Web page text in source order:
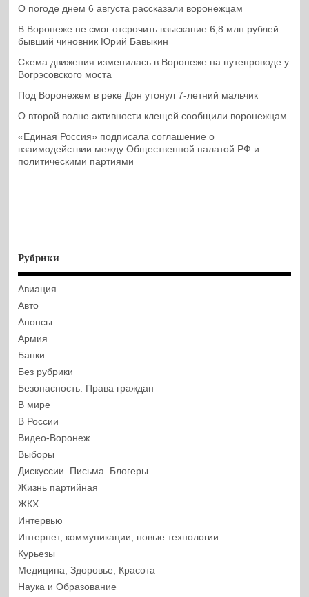
О погоде днем 6 августа рассказали воронежцам
В Воронеже не смог отсрочить взыскание 6,8 млн рублей
бывший чиновник Юрий Бавыкин
Схема движения изменилась в Воронеже на путепроводе у
Вогрэсовского моста
Под Воронежем в реке Дон утонул 7-летний мальчик
О второй волне активности клещей сообщили воронежцам
«Единая Россия» подписала соглашение о
взаимодействии между Общественной палатой РФ и
политическими партиями
Рубрики
Авиация
Авто
Анонсы
Армия
Банки
Без рубрики
Безопасность. Права граждан
В мире
В России
Видео-Воронеж
Выборы
Дискуссии. Письма. Блогеры
Жизнь партийная
ЖКХ
Интервью
Интернет, коммуникации, новые технологии
Курьезы
Медицина, Здоровье, Красота
Наука и Образование